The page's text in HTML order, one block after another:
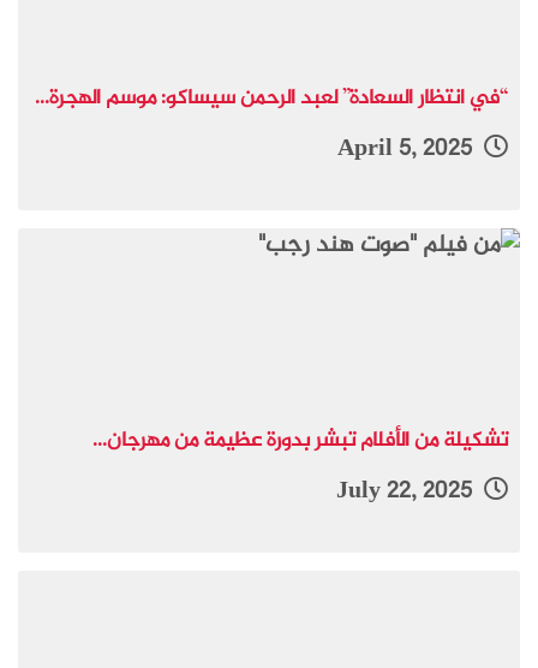
“في انتظار السعادة” لعبد الرحمن سيساكو: موسم الهجرة...
تشكيلة من الأفلام تبشر بدورة عظيمة من مهرجان...